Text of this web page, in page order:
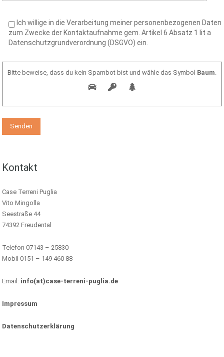
Ich willige in die Verarbeitung meiner personenbezogenen Daten
zum Zwecke der Kontaktaufnahme gem. Artikel 6 Absatz 1 lit a
Datenschutzgrundverordnung (DSGVO) ein.
Bitte beweise, dass du kein Spambot bist und wähle das Symbol Baum.
Kontakt
Case Terreni Puglia
Vito Mingolla
Seestraße 44
74392 Freudental
Telefon 07143 – 25830
Mobil 0151 – 149 460 88
Email: info(at)case-terreni-puglia.de
Impressum
Datenschutzerklärung